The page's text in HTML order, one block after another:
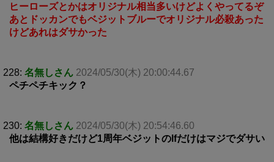
ヒーローズとかはオリジナル相当多いけどよくやってるぞ
あとドッカンでもベジットブルーでオリジナル必殺あった
けどあれはダサかった
228: 名無しさん 2024/05/30(木) 20:00:44.67
ペチペチキック？
230: 名無しさん 2024/05/30(木) 20:54:46.60
他は結構好きだけど1周年ベジットのlfだけはマジでダサい